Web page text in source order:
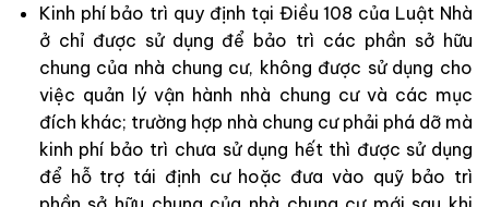
Kinh phí bảo trì quy định tại Điều 108 của Luật Nhà
ở chỉ được sử dụng để bảo trì các phần sở hữu
chung của nhà chung cư, không được sử dụng cho
việc quản lý vận hành nhà chung cư và các mục
đích khác; trường hợp nhà chung cư phải phá dỡ mà
kinh phí bảo trì chưa sử dụng hết thì được sử dụng
để hỗ trợ tái định cư hoặc đưa vào quỹ bảo trì